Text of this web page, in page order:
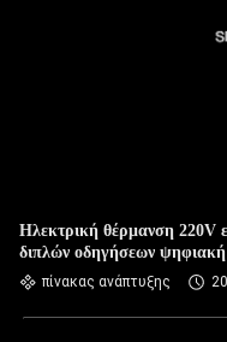
Ηλεκτρική θέρμανση 220V
διπλών οδηγήσεων ψηφιακή
πίνακας ανάπτυξης